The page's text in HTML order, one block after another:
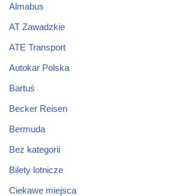
Almabus
AT Zawadzkie
ATE Transport
Autokar Polska
Bartuś
Becker Reisen
Bermuda
Bez kategorii
Bilety lotnicze
Ciekawe miejsca